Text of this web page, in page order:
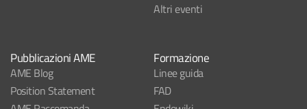
Altri eventi
Pubblicazioni AME
AME Blog
Position Statement
Formazione
Linee guida
FAD